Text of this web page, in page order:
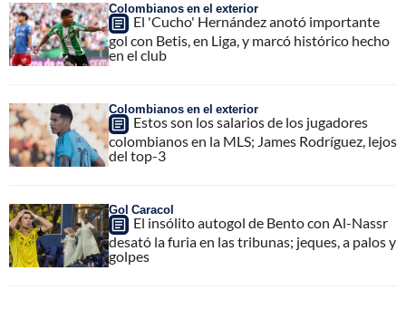
Colombianos en el exterior
El 'Cucho' Hernández anotó importante
gol con Betis, en Liga, y marcó histórico hecho
en el club
Colombianos en el exterior
Estos son los salarios de los jugadores
colombianos en la MLS; James Rodríguez, lejos
del top-3
Gol Caracol
El insólito autogol de Bento con Al-Nassr
desató la furia en las tribunas; jeques, a palos y
golpes